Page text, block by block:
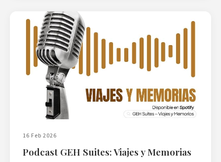
16 Feb 2026
Podcast GEH Suites: Viajes y Memorias